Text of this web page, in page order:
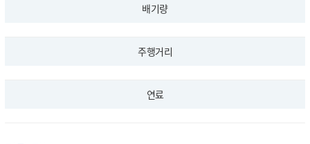
배기량
주행거리
연료